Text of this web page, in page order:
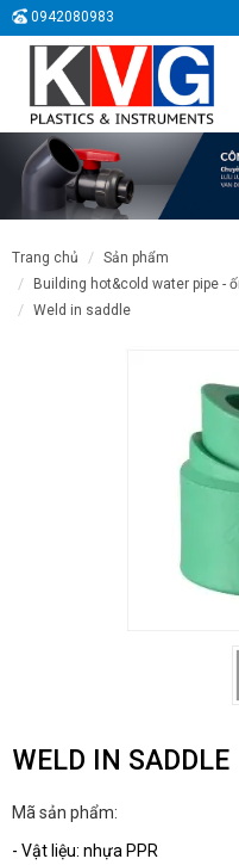
0942080983
trang chủ
sản phẩm
building hot&cold water pipe -
weld in saddle
WELD IN SADDLE
Mã sản phẩm:
- Vật liệu: nhựa PPR